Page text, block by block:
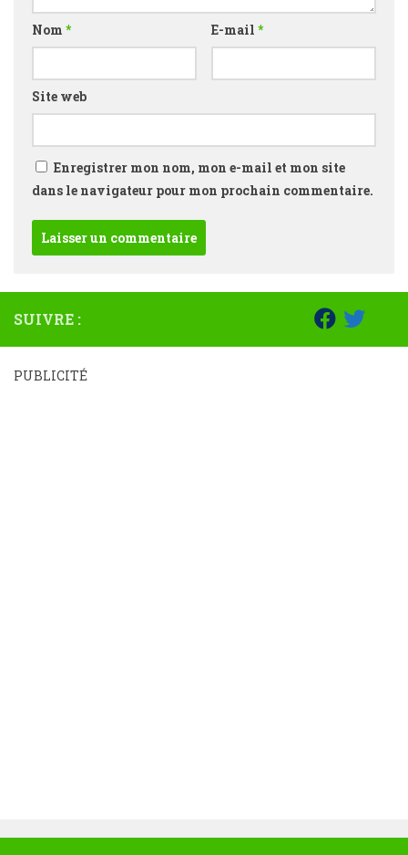
Nom * E-mail *
Site web
Enregistrer mon nom, mon e-mail et mon site
dans le navigateur pour mon prochain commentaire.
SUIVRE :
PUBLICITÉ